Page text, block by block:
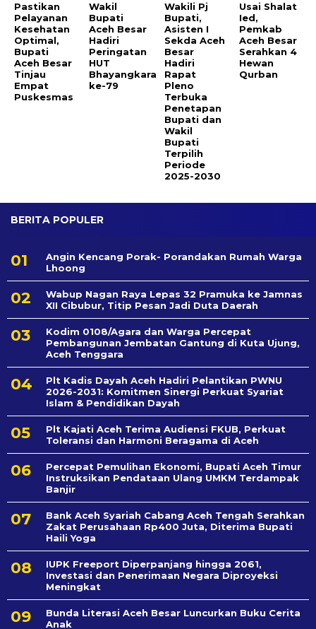
Pastikan
Pelayanan
Kesehatan
Optimal,
Bupati
Aceh Besar
Tinjau
Empat
Puskesmas
Wakil
Bupati
Aceh Besar
Hadiri
Peringatan
HUT
Bhayangkara
ke-79
Wakili Pj
Bupati,
Asisten I
Sekda Aceh
Besar
Hadiri
Rapat
Pleno
Terbuka
Penetapan
Bupati dan
Wakil
Bupati
Terpilih
Periode
2025-2030
Usai Shalat
Ied,
Pemkab
Aceh Besar
Serahkan 4
Hewan
Qurban
BERITA POPULER
Angin Kencang Porak- Porandakan Rumah Warga
Lhoong
Wabup Nagan Raya Lepas 32 Pramuka ke Jamnas
XII Cibubur, Titip Pesan Jadi Duta Daerah
Kodim 0108/Agara dan Warga Percepat
Pembangunan Jembatan Gantung di Kuta Ujung,
Aceh Tenggara
Plt Kadis Dayah Aceh Hadiri Pelantikan PWNU
2026-2031: Komitmen Sinergi Perkuat Syariat
Islam & Pendidikan Dayah
Plt Kajati Aceh Terima Audiensi FKUB, Perkuat
Toleransi dan Harmoni Beragama di Aceh
Percepat Pemulihan Ekonomi, Bupati Aceh Timur
Instruksikan Pendataan Ulang UMKM Terdampak
Banjir
Bank Aceh Syariah Cabang Aceh Tengah Serahkan
Zakat Perusahaan Rp400 Juta, Diterima Bupati
Haili Yoga
IUPK Freeport Diperpanjang hingga 2061,
Investasi dan Penerimaan Negara Diproyeksi
Meningkat
Bunda Literasi Aceh Besar Luncurkan Buku Cerita
Anak